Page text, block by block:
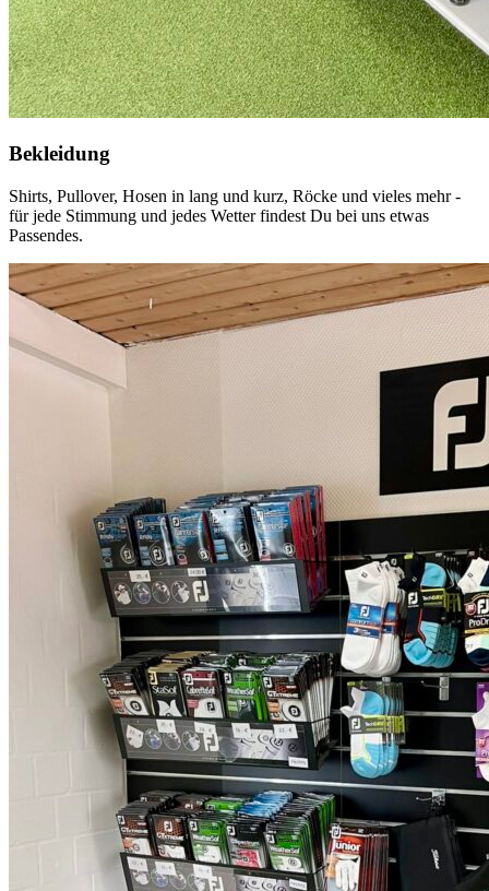
Bekleidung
Shirts, Pullover, Hosen in lang und kurz, Röcke und vieles mehr -
für jede Stimmung und jedes Wetter findest Du bei uns etwas
Passendes.